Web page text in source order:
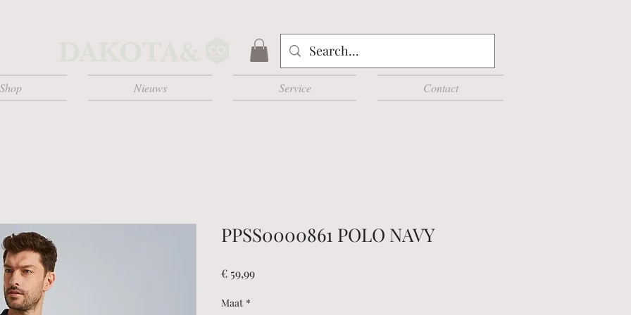
Nieuws Service Contact
PPSS0000861 POLO NAVY
€ 59,99Prijs
Maat *